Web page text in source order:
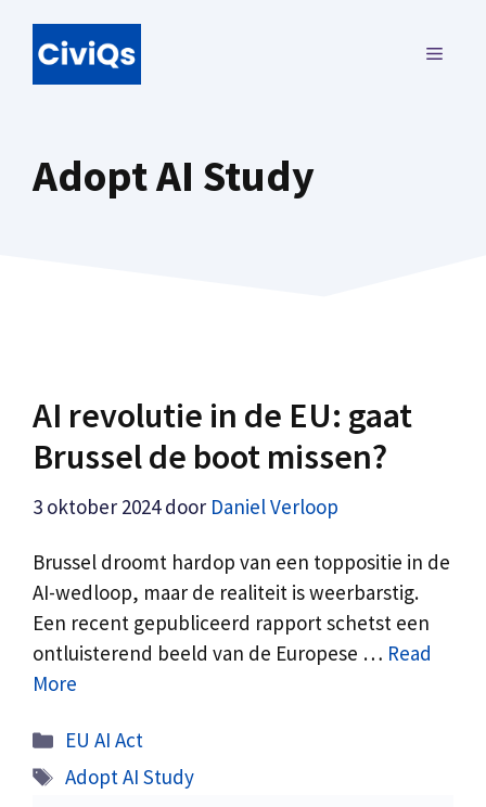
MENU
Adopt AI Study
AI revolutie in de EU: gaat
Brussel de boot missen?
3 oktober 2024 door Daniel Verloop
Brussel droomt hardop van een toppositie in de
AI-wedloop, maar de realiteit is weerbarstig.
Een recent gepubliceerd rapport schetst een
ontluisterend beeld van de Europese … Read
More
Categorieën
EU AI Act
Tags
Adopt AI Study